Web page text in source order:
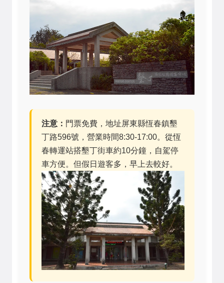
注意： 門票免費，地址屏東縣恆春鎮墾
丁路596號，營業時間8:30-17:00。從恆
春轉運站搭墾丁街車約10分鐘，自駕停
車方便。但假日遊客多，早上去較好。